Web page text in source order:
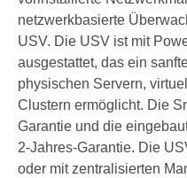
netzwerkbasierte
USV. Die USV ist mit
ausgestattet, das ein
physischen Servern,
Clustern ermöglicht. Die
Garantie und die
2-Jahres-Garantie. Die
oder mit zentralisierten